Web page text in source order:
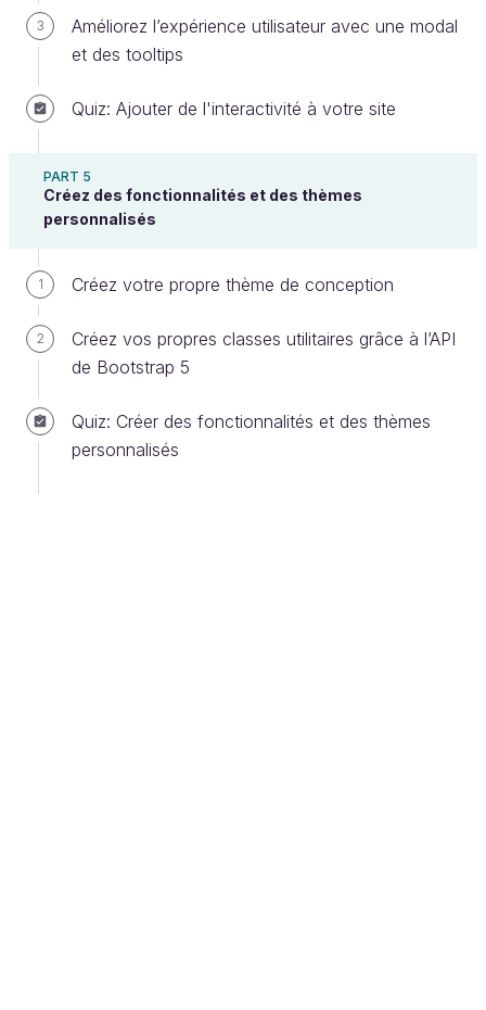
3
Améliorez l’expérience utilisateur avec une modal
et des tooltips
Quiz: Ajouter de l'interactivité à votre site
PART 5
Créez des fonctionnalités et des thèmes
personnalisés
1 Créez votre propre thème de conception
2
Créez vos propres classes utilitaires grâce à l’API
de Bootstrap 5
Quiz: Créer des fonctionnalités et des thèmes
personnalisés